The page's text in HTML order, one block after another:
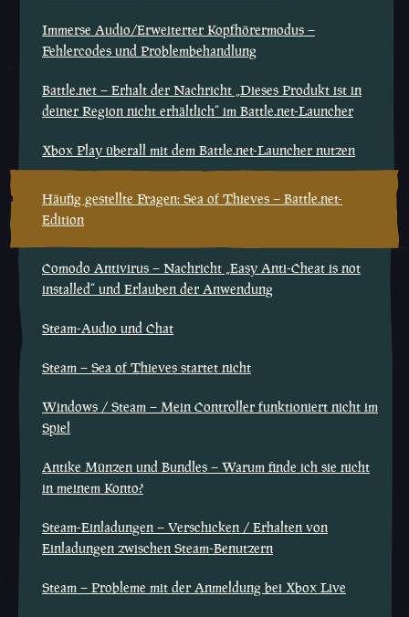
Immerse Audio/Erweiterter Kopfhörermodus –
Fehlercodes und Problembehandlung
Battle.net – Erhalt der Nachricht „Dieses Produkt ist in
deiner Region nicht erhältlich“ im Battle.net-Launcher
Xbox Play überall mit dem Battle.net-Launcher nutzen
Häufig gestellte Fragen: Sea of Thieves – Battle.net-
Edition
Comodo Antivirus – Nachricht „Easy Anti-Cheat is not
installed“ und Erlauben der Anwendung
Steam-Audio und Chat
Steam – Sea of Thieves startet nicht
Windows / Steam – Mein Controller funktioniert nicht im
Spiel
Antike Münzen und Bundles – Warum finde ich sie nicht
in meinem Konto?
Steam-Einladungen – Verschicken / Erhalten von
Einladungen zwischen Steam-Benutzern
Steam – Probleme mit der Anmeldung bei Xbox Live